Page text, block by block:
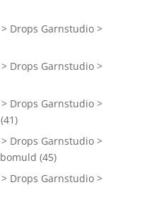
Drops Garnstudio >
Drops Garnstudio >
Drops Garnstudio >
(41)
Drops Garnstudio >
(45)
Drops Garnstudio >